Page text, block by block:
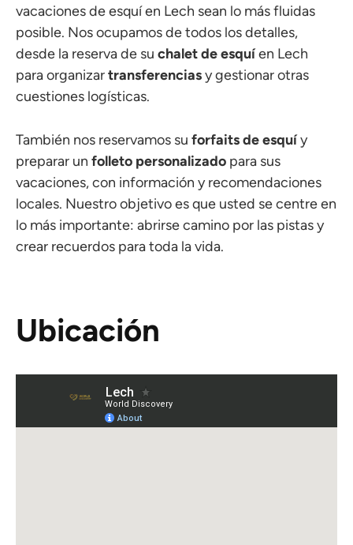
vacaciones de esquí en Lech sean lo más fluidas
posible. Nos ocupamos de todos los detalles,
desde la reserva de su chalet de esquíen Lech
para organizartransferenciasy gestionar otras
cuestiones logísticas.
También nos reservamos su forfaits de esquíy
preparar un folleto personalizado para sus
vacaciones, con información y recomendaciones
locales. Nuestro objetivo es que usted se centre en
lo más importante: abrirse camino por las pistas y
crear recuerdos para toda la vida.
Ubicación